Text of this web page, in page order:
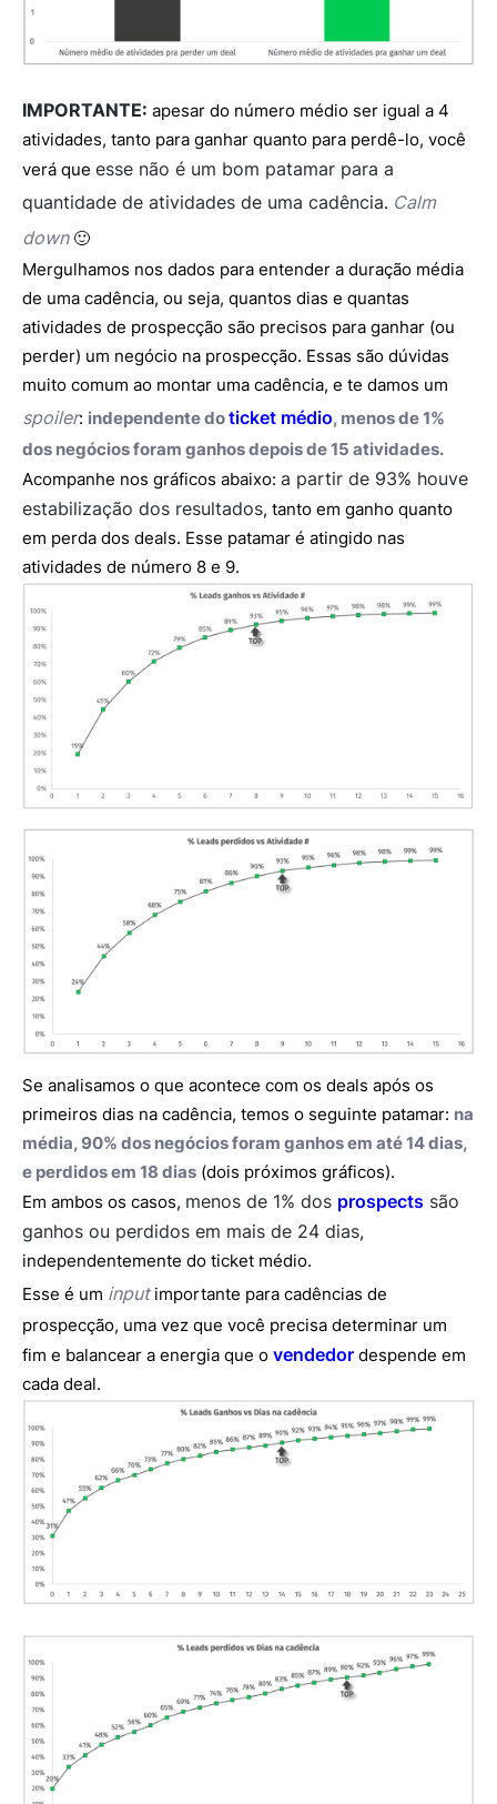
IMPORTANTE: apesar do número médio ser igual a 4
atividades, tanto para ganhar quanto para perdê-lo, você
verá que esse não é um bom patamar para a
quantidade de atividades de uma cadência. Calm
down🙂
Mergulhamos nos dados para entender a duração média
de uma cadência, ou seja, quantos dias e quantas
atividades de prospecção são precisos para ganhar (ou
perder) um negócio na prospecção. Essas são dúvidas
muito comum ao montar uma cadência, e te damos um
spoiler: independente doticket médio, menos de 1%
dos negócios foram ganhos depois de 15 atividades.
Acompanhe nos gráficos abaixo: a partir de 93% houve
estabilização dos resultados, tanto em ganho quanto
em perda dos deals. Esse patamar é atingido nas
atividades de número 8 e 9.
Se analisamos o que acontece com os deals após os
primeiros dias na cadência, temos o seguinte patamar: na
média, 90% dos negócios foram ganhos em até 14 dias,
e perdidos em 18 dias (dois próximos gráficos).
Em ambos os casos, menos de 1% dos prospects são
ganhos ou perdidos em mais de 24 dias,
independentemente do ticket médio.
Esse é um inputimportante para cadências de
prospecção, uma vez que você precisa determinar um
fim e balancear a energia que o vendedor despende em
cada deal.